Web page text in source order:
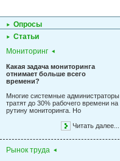
Опросы
Статьи
Мониторинг
Какая задача мониторинга
отнимает больше всего
времени?
Многие системные администраторы
тратят до 30% рабочего времени на
рутину мониторинга. Но
Читать далее...
Рынок труда